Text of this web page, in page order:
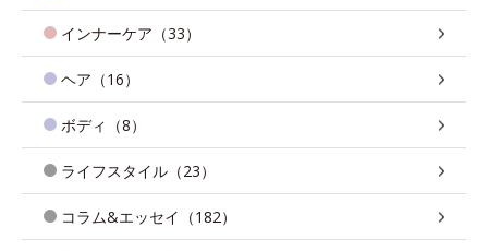
インナーケア（33）
ヘア（16）
ボディ（8）
ライフスタイル（23）
コラム&エッセイ（182）